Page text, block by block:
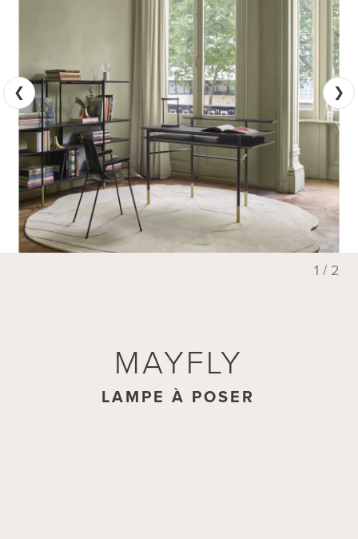
1 / 2
MAYFLY
LAMPE À POSER